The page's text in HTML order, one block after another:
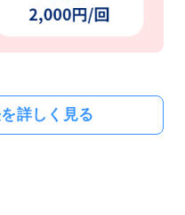
詳しく見る